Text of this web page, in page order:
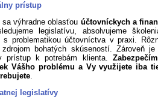
prístup
sa výhradne oblasťou účtovníckych a
legislatívu, absolvujeme
s problematikou účtovníctva v praxi.
bohatých skúseností. Zároveň je
prístup k potrebám klienta.
Vášho problému a Vy využijete iba
.
legislatívy